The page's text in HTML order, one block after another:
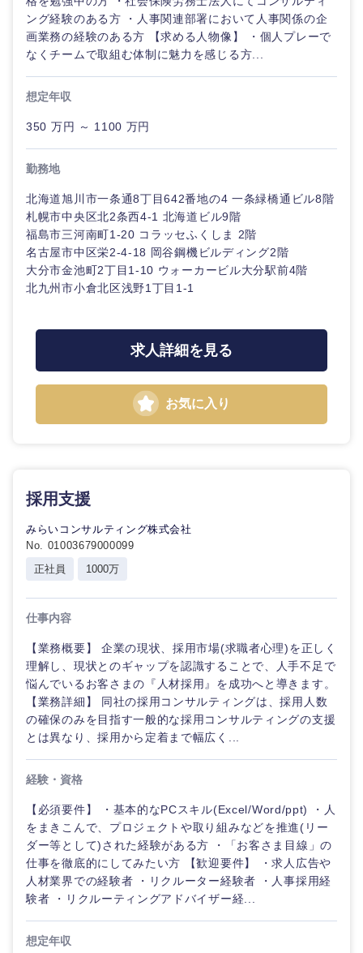
岐阜県 静岡県
愛知県 三重県
滋賀県
大阪府
ング経験のある方 ・人事関連部署において人事関係の企
画業務の経験のある方 【求める人物像】 ・個人プレーで
なくチームで取組む体制に魅力を感じる方...
想定年収
350 万円 ～ 1100 万円
勤務地
北海道旭川市一条通8丁目642番地の4 一条緑橋通ビル8階
札幌市中央区北2条西4-1 北海道ビル9階
福島市三河南町1-20 コラッセふくしま 2階
名古屋市中区栄2-4-18 岡谷鋼機ビルディング2階
大分市金池町2丁目1-10 ウォーカービル大分駅前4階
北九州市小倉北区浅野1丁目1-1
求人詳細を見る
お気に入り
採用支援
みらいコンサルティング株式会社
No. 01003679000099
正社員
1000万
仕事内容
【業務概要】 企業の現状、採用市場(求職者心理)を正しく
理解し、現状とのギャップを認識することで、人手不足で
悩んでいるお客さまの『人材採用』を成功へと導きます。
【業務詳細】 同社の採用コンサルティングは、採用人数
の確保のみを目指す一般的な採用コンサルティングの支援
とは異なり、採用から定着まで幅広く...
経験・資格
【必須要件】 ・基本的なPCスキル(Excel/Word/ppt) ・人
をまきこんで、プロジェクトや取り組みなどを推進(リー
ダー等として)された経験がある方 ・「お客さま目線」の
仕事を徹底的にしてみたい方 【歓迎要件】 ・求人広告や
人材業界での経験者 ・リクルーター経験者 ・人事採用経
験者 ・リクルーティングアドバイザー経...
想定年収